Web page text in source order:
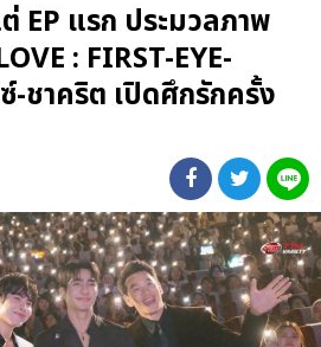
EP แรก ประมวลภาพ
: FIRST-EYE-
-ชาคริต เปิดศึกรักครั้ง